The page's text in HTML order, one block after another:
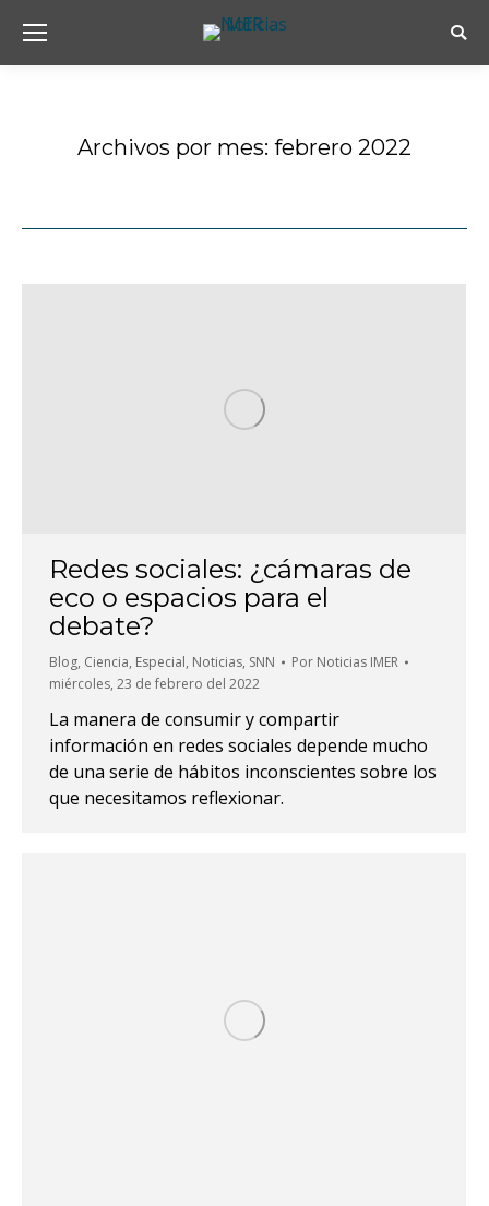
Archivos por mes: febrero 2022
Redes sociales: ¿cámaras de
eco o espacios para el
debate?
Blog, Ciencia, Especial, Noticias, SNN Por Noticias IMER
miércoles, 23 de febrero del 2022
La manera de consumir y compartir
información en redes sociales depende mucho
de una serie de hábitos inconscientes sobre los
que necesitamos reflexionar.